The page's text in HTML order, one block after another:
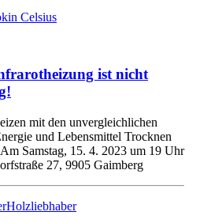
ist nicht
mit den unvergleichlichen
und Lebensmittel Trocknen
Samstag, 15. 4. 2023 um 19 Uhr
27, 9905 Gaimberg
Holzliebhaber